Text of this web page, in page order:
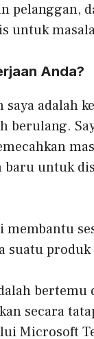
pelanggan,
untuk
Anda?
adalah
berulang.
baru untuk
membantu
suatu produk
bertemu
secara
Microsoft